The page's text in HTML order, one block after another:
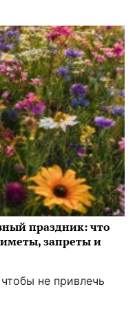
праздник: что
запреты и
не привлечь